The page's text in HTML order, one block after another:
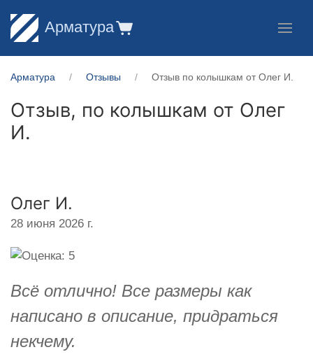
Арматура
Арматура Отзывы Отзыв по колышкам от Олег И.
Отзыв, по колышкам от Олег
И.
Олег И.
28 июня 2026 г.
Всё отлично! Все размеры как
написано в описание, придраться
некчему.